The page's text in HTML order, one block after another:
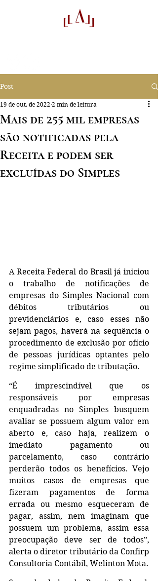
Post
Mais de 255 mil empresas
são notificadas pela
Receita e podem ser
excluídas do Simples
19 de out. de 2022 2 min de leitura
A Receita Federal do Brasil já iniciou
o trabalho de notificações de
empresas do Simples Nacional com
débitos tributários ou
previdenciários e, caso esses não
sejam pagos, haverá na sequência o
procedimento de exclusão por ofício
de pessoas jurídicas optantes pelo
regime simplificado de tributação.
“É imprescindível que os
responsáveis por empresas
enquadradas no Simples busquem
avaliar se possuem algum valor em
aberto e, caso haja, realizem o
imediato pagamento ou
parcelamento, caso contrário
perderão todos os benefícios. Vejo
muitos casos de empresas que
fizeram pagamentos de forma
errada ou mesmo esqueceram de
pagar, assim, nem imaginam que
possuem um problema, assim essa
preocupação deve ser de todos”,
alerta o diretor tributário da Confirp
Consultoria Contábil, Welinton Mota.